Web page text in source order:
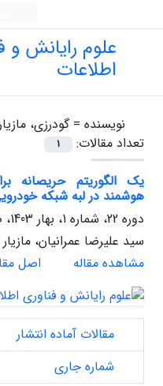
علوم رایانش و
اطلاعات
نویسنده =گودرزی،
تعداد مقالات:
1
یک الگوریتم حریصانه
هوشمند در لبه شبکه
دوره 22، شماره 1، بهار 1403، صفحه
سید علیرضا عمرانیان،
مشاهده مقاله
اصل
مقالات آماده انتشار
شماره جاری